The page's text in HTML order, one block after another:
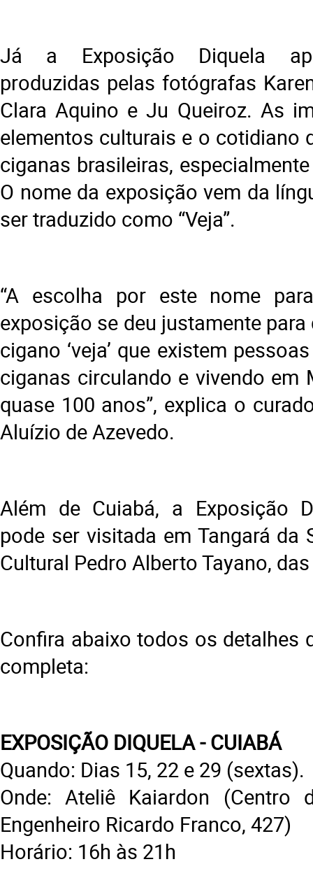
Já a Exposição Diquela
produzidas pelas fotógrafas
Clara Aquino e Ju Queiroz. As
elementos culturais e o cotidiano
ciganas brasileiras,
O nome da exposição vem da
ser traduzido como “Veja”.
“A escolha por este nome
exposição se deu justamente para
cigano ‘veja’ que existem
ciganas circulando e vivendo em
quase 100 anos”, explica o
Aluízio de Azevedo.
Além de Cuiabá, a Exposição
pode ser visitada em Tangará da
Cultural Pedro Alberto Tayano,
Confira abaixo todos os detalhes
completa:
EXPOSIÇÃO DIQUELA - CUIABÁ
Quando: Dias 15, 22 e 29 (sextas).
Onde: Ateliê Kaiardon (Centro
Engenheiro Ricardo Franco, 427)
Horário: 16h às 21h